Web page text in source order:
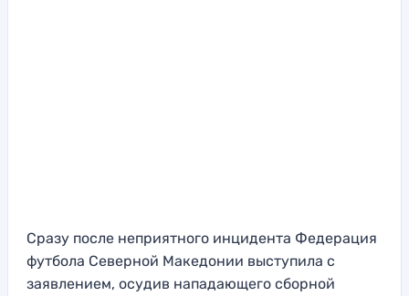
Сразу после неприятного инцидента Федерация
футбола Северной Македонии выступила с
заявлением, осудив нападающего сборной